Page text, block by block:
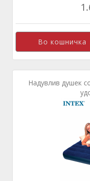
Надувлив душек